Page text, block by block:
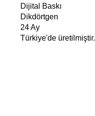
Dijital Baskı
Dikdörtgen
24 Ay
Türkiye'de üretilmiştir.